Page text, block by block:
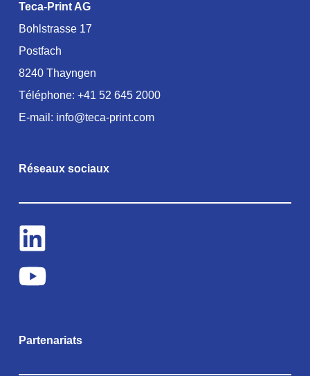
Teca-Print AG
Bohlstrasse 17
Postfach
8240 Thayngen
Téléphone: +41 52 645 2000
E-mail: info@teca-print.com
Réseaux sociaux
Partenariats